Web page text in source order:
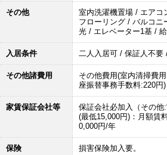
その他
室内洗濯機置場 / エアコ
フローリング / バルコ
光 / エレベーター1基 /
入居条件 二人入居可 / 保証人不要
その他諸費用
その他費用(室内清掃費
座振替事務手数料:220円)
家賃保証会社等
保証会社必加入（その
(最低15,000円)：月額賃
0,000円/年
保険 損害保険加入要。